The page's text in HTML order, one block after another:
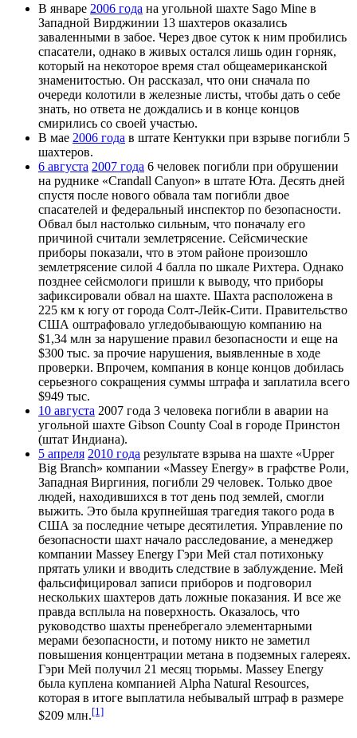
В январе 2006 года на угольной шахте Sago Mine в
Западной Вирджинии 13 шахтеров оказались
заваленными в забое. Через двое суток к ним пробились
спасатели, однако в живых остался лишь один горняк,
который на некоторое время стал общеамериканской
знаменитостью. Он рассказал, что они сначала по
очереди колотили в железные листы, чтобы дать о себе
знать, но ответа не дождались и в конце концов
смирились со своей участью.
В мае 2006 года в штате Кентукки при взрыве погибли 5
шахтеров.
6 августа 2007 года 6 человек погибли при обрушении
на руднике «Crandall Canyon» в штате Юта. Десять дней
спустя после нового обвала там погибли двое
спасателей и федеральный инспектор по безопасности.
Обвал был настолько сильным, что поначалу его
причиной считали землетрясение. Сейсмические
приборы показали, что в этом районе произошло
землетрясение силой 4 балла по шкале Рихтера. Однако
позднее сейсмологи пришли к выводу, что приборы
зафиксировали обвал на шахте. Шахта расположена в
225 км к югу от города Солт-Лейк-Сити. Правительство
США оштрафовало угледобывающую компанию на
$1,34 млн за нарушение правил безопасности и еще на
$300 тыс. за прочие нарушения, выявленные в ходе
проверки. Впрочем, компания в конце концов добилась
серьезного сокращения суммы штрафа и заплатила всего
$949 тыс.
10 августа 2007 года 3 человека погибли в аварии на
угольной шахте Gibson County Coal в городе Принстон
(штат Индиана).
5 апреля 2010 года результате взрыва на шахте «Upper
Big Branch» компании «Massey Energy» в графстве Роли,
Западная Виргиния, погибли 29 человек. Только двое
людей, находившихся в тот день под землей, смогли
выжить. Это была крупнейшая трагедия такого рода в
США за последние четыре десятилетия. Управление по
безопасности шахт начало расследование, а менеджер
компании Massey Energy Гэри Мей стал потихоньку
прятать улики и вводить следствие в заблуждение. Мей
фальсифицировал записи приборов и подговорил
нескольких шахтеров дать ложные показания. И все же
правда всплыла на поверхность. Оказалось, что
руководство шахты пренебрегало элементарными
мерами безопасности, и потому никто не заметил
повышения концентрации метана в подземных галереях.
Гэри Мей получил 21 месяц тюрьмы. Massey Energy
была куплена компанией Alpha Natural Resources,
которая в итоге выплатила небывалый штраф в размере
$209 млн.[1]